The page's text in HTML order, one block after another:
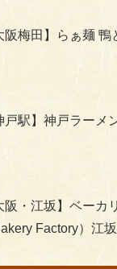
阪梅田】らぁ麺 鴨
戸駅】神戸ラーメ
阪・江坂】ベーカ
Factory）江坂